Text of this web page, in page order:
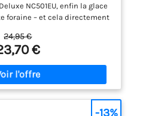
NC501EU, enfin la glace
foraine – et cela directement
fournis, la machine à crème
au Creami NC300EU,
Un accessoire – une
en instance de brevet –
: avec le dispositif innovant
de swirlyzer transformez
machine à glace molle en un
24,95 €
€
-13%